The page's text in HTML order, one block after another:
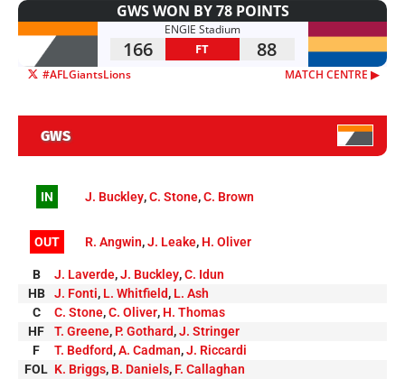
GWS WON BY 78 POINTS
ENGIE Stadium
166 FT 88
#AFLGiantsLions MATCH CENTRE ▶︎
GWS
IN J. Buckley,C. Stone,C. Brown
OUT R. Angwin,J. Leake, H. Oliver
B J. Laverde,J. Buckley,C. Idun
HB
J. Fonti, L. Whitfield, L. Ash
C
C. Stone,C. Oliver, H. Thomas
HF
T. Greene, P. Gothard,J. Stringer
F
T. Bedford,A. Cadman,J. Riccardi
FOL K. Briggs, B. Daniels, F. Callaghan